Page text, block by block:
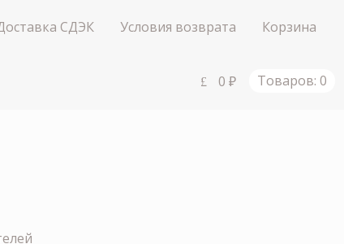
СДЭК Условия возврата Корзина
0 ₽ Товаров: 0